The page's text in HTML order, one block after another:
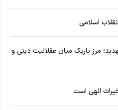
اسلامی
مرز باریک میان عقلانیت دینی و
الهی است